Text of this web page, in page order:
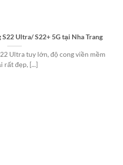
S22 Ultra/ S22+ 5G tại Nha Trang
Ultra tuy lớn, độ cong viền mềm
rất đẹp, [...]